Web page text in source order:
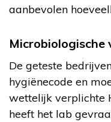
aanbevolen
Microbiologische
De geteste
hygiënecode en
wettelijk verplichte
heeft het lab